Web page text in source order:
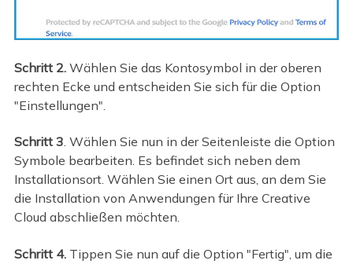
Schritt 2. Wählen Sie das Kontosymbol in der oberen
rechten Ecke und entscheiden Sie sich für die Option
"Einstellungen".
Schritt 3. Wählen Sie nun in der Seitenleiste die Option
Symbole bearbeiten. Es befindet sich neben dem
Installationsort. Wählen Sie einen Ort aus, an dem Sie
die Installation von Anwendungen für Ihre Creative
Cloud abschließen möchten.
Schritt 4.Tippen Sie nun auf die Option "Fertig", um die